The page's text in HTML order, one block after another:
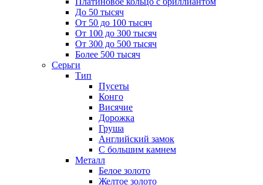
До 50 тысяч
От 50 до 100 тысяч
От 100 до 300 тысяч
От 300 до 500 тысяч
Более 500 тысяч
Серьги
Тип
Пусеты
Конго
Висячие
Дорожка
Груша
Английский замок
С большим камнем
Металл
Белое золото
Желтое золото